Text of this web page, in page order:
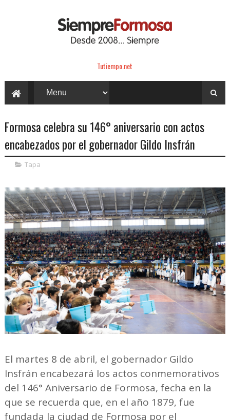
Tutiempo.net
Formosa celebra su 146° aniversario con actos
encabezados por el gobernador Gildo Insfrán
Tapa
El martes 8 de abril, el gobernador Gildo
Insfrán encabezará los actos conmemorativos
del 146° Aniversario de Formosa, fecha en la
que se recuerda que, en el año 1879, fue
fundada la ciudad de Formosa por el